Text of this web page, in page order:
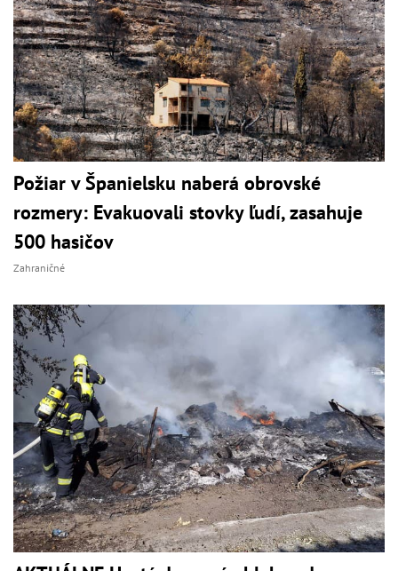
Požiar v Španielsku naberá obrovské
rozmery: Evakuovali stovky ľudí, zasahuje
500 hasičov
Zahraničné